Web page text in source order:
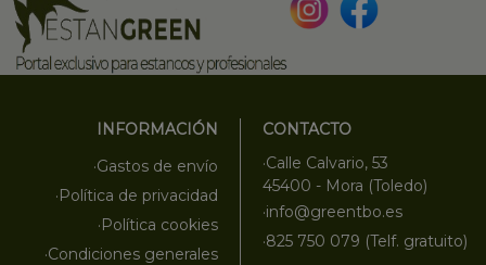
INFORMACIÓN
·Gastos de envío
·Política de privacidad
·Política cookies
·Condiciones generales
CONTACTO
·Calle Calvario, 53
45400 - Mora (Toledo)
·info@greentbo.es
·825 750 079 (Telf. gratuito)